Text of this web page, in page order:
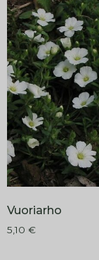
Vuoriarho
5,10 €